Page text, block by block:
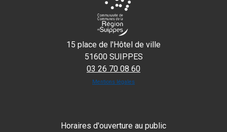
15 place de l'Hôtel de ville
51600 SUIPPES
03 26 70 08 60
Mentions légales
Horaires d'ouverture au public